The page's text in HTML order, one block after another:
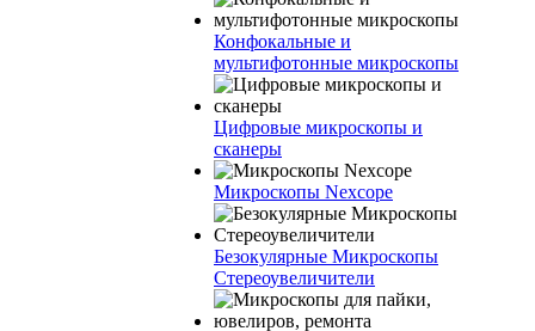
Конфокальные и
мультифотонные микроскопы
Цифровые микроскопы и
сканеры
Микроскопы Nexcope
Безокулярные Микроскопы
Стереоувеличители